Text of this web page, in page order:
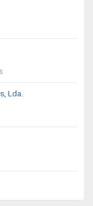
Lda.